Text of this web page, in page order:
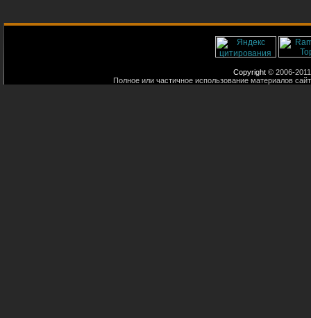
Copyright © 2006-
Полное или частичное использование материалов